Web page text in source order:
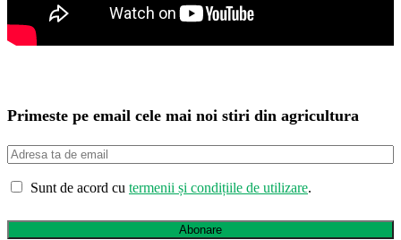
Primeste pe email cele mai noi stiri din agricultura
Sunt de acord cu termenii și condițiile de utilizare.
Abonare